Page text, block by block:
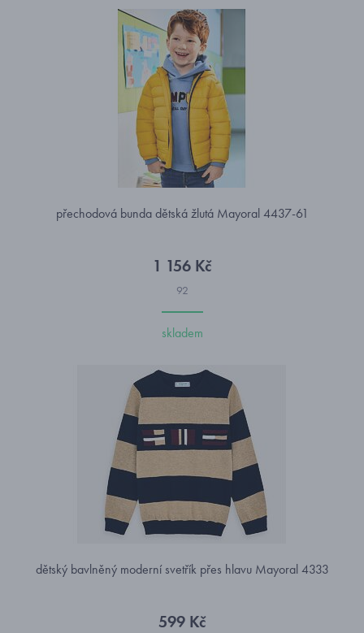
přechodová bunda dětská žlutá Mayoral 4437-61
1 156 Kč
92
skladem
dětský bavlněný moderní svetřík přes hlavu Mayoral 4333
599 Kč